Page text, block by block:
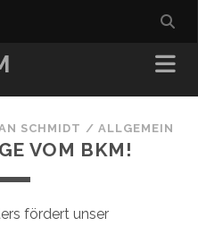
SCHMIDT / ALLGEMEIN
VOM BKM!
fördert unser